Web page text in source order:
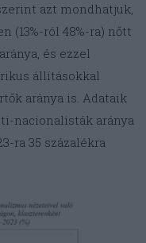
azt mondhatjuk,
(13%-ról 48%-ra) nőtt
és ezzel
állításokkal
aránya is. Adataik
nacionalisták aránya
ra 35 százalékra